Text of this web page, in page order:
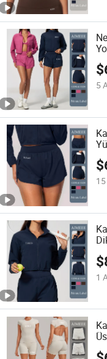
$
5
$
$
1